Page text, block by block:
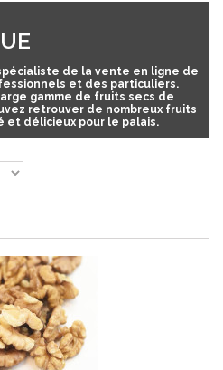
de la vente en ligne de
et des particuliers.
gamme de fruits secs de
retrouver de nombreux fruits
et délicieux pour le palais.